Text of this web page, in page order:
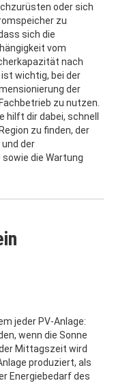
oder sich
zu
sich die
vom
nach
wichtig, bei der
der
zu nutzen.
hilft dir dabei, schnell
zu finden, der
der
die Wartung
jeder PV-Anlage:
wenn die Sonne
Mittagszeit wird
produziert, als
Energiebedarf des